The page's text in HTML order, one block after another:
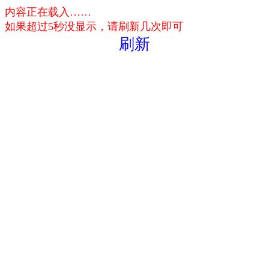
内容正在载入……
如果超过5秒没显示，请刷新几次即可
刷新